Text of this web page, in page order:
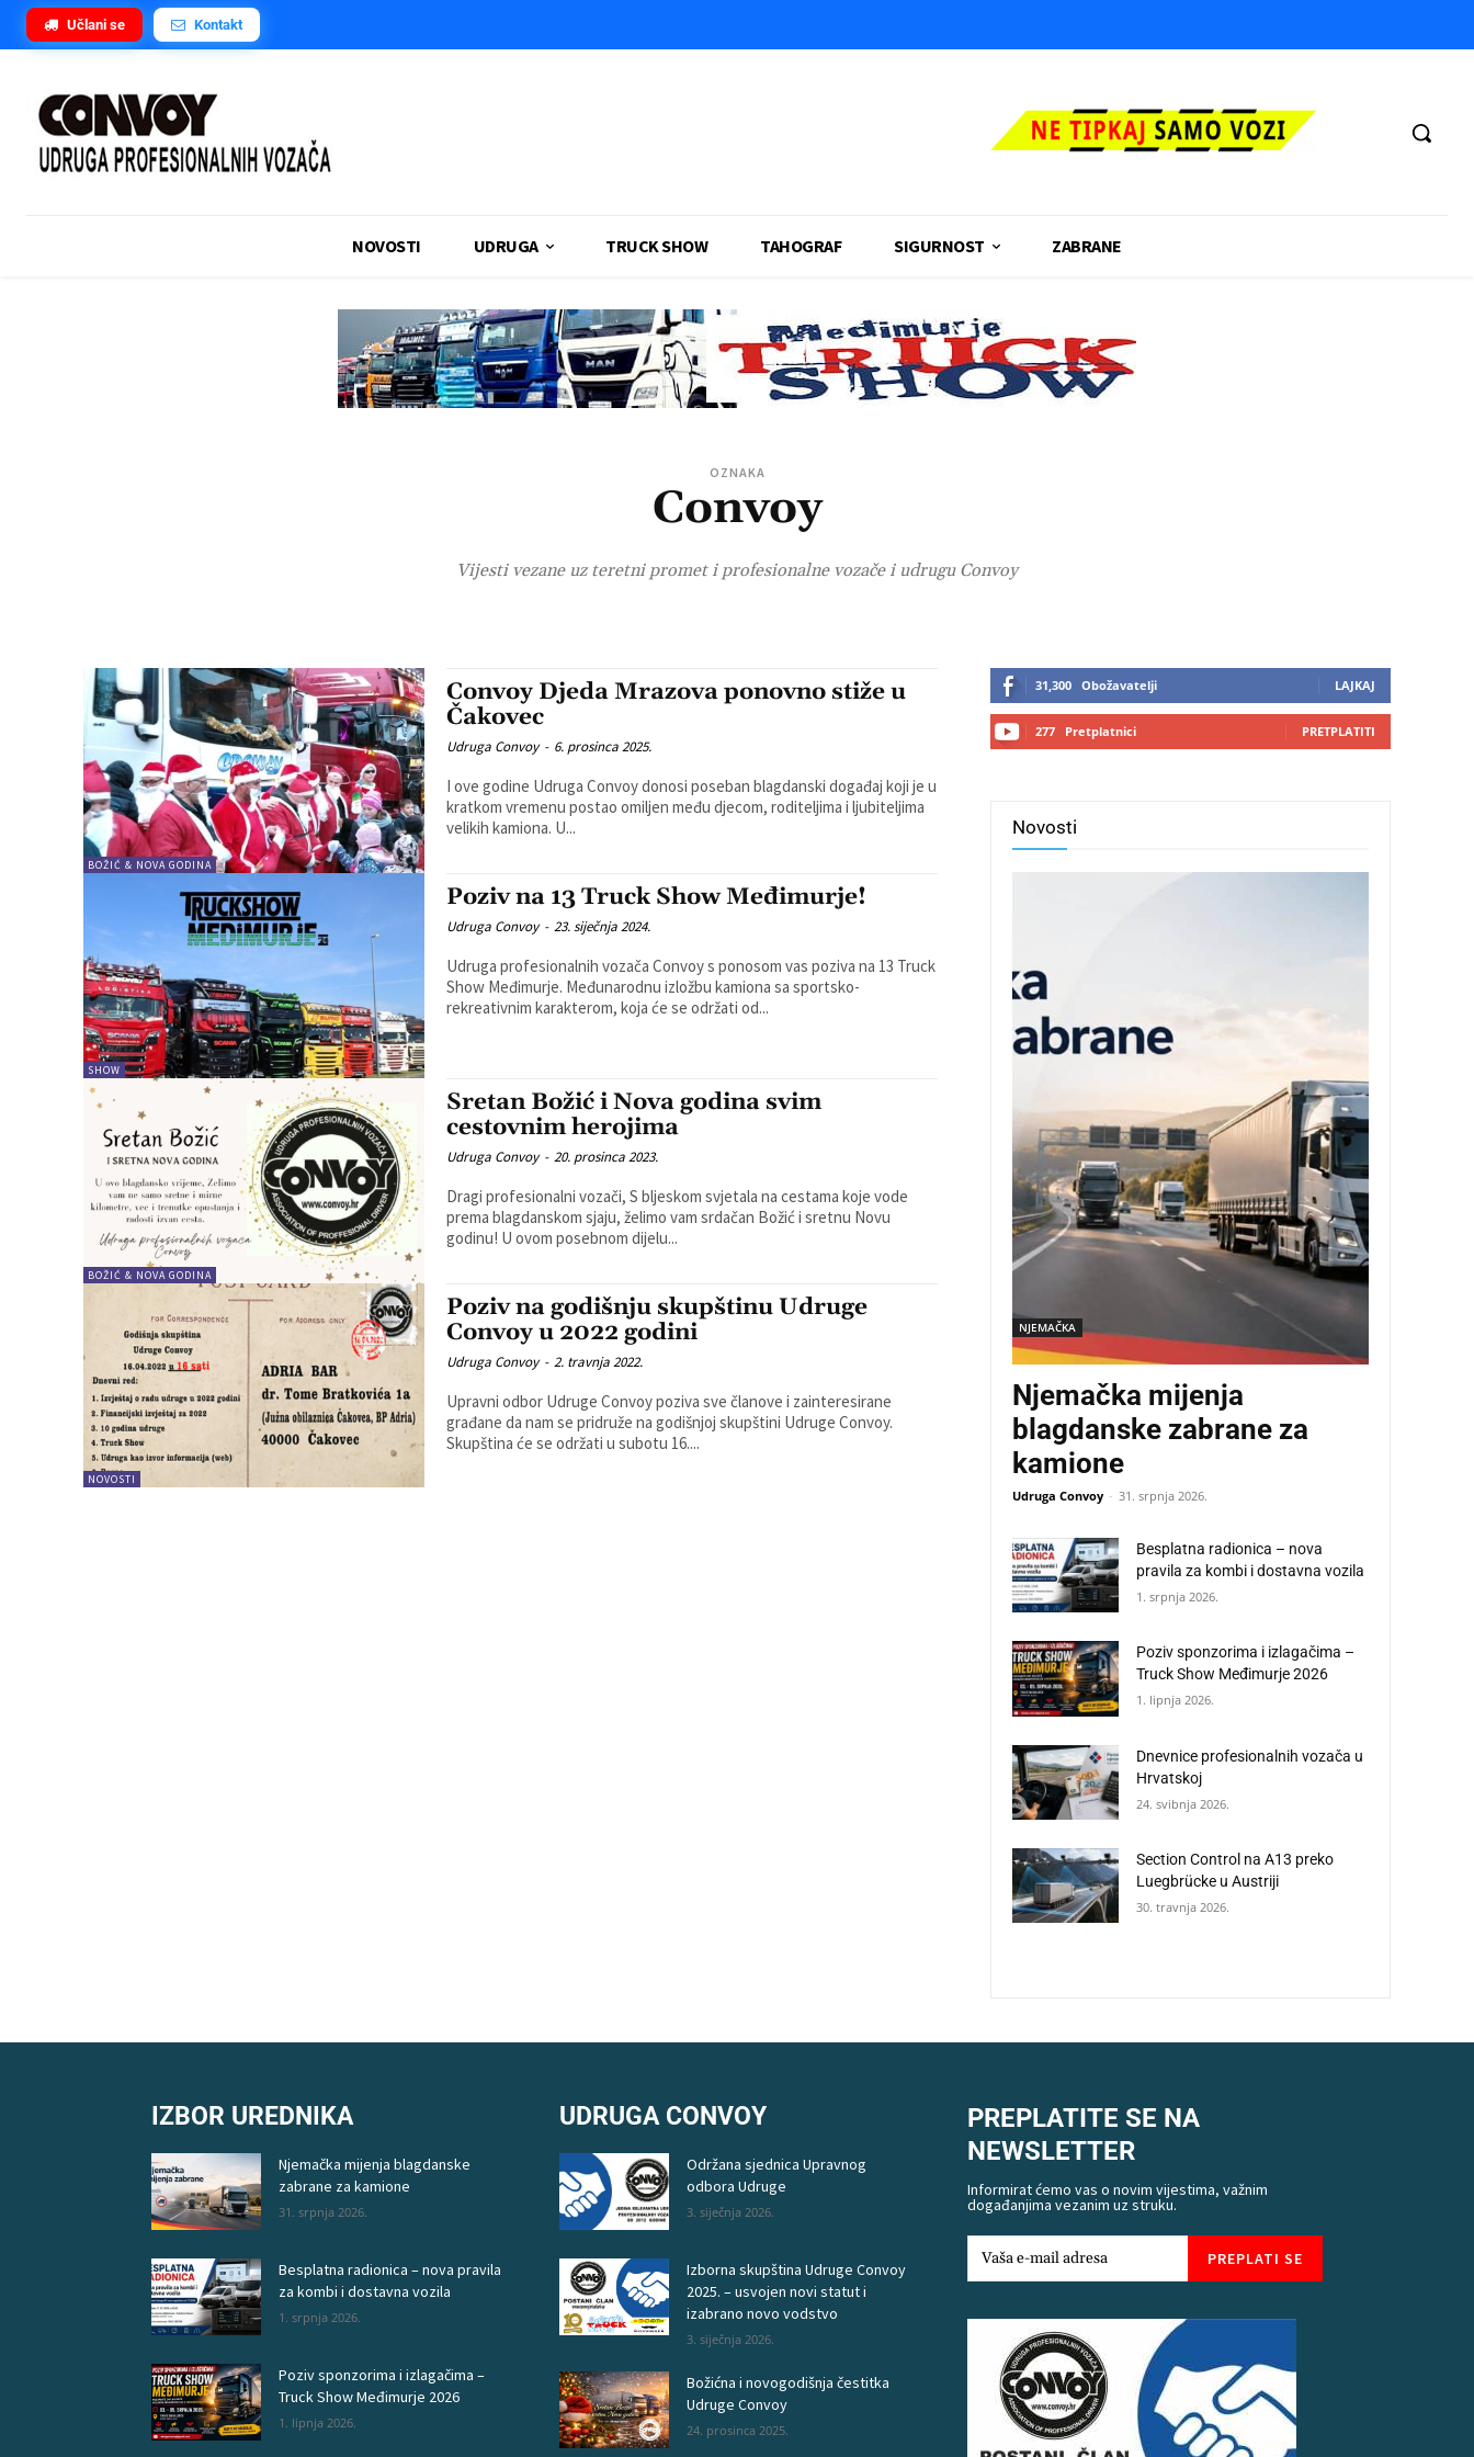
Učlani se Kontakt
NOVOSTI UDRUGA TRUCK SHOW TAHOGRAF SIGURNOST ZABRANE
OZNAKA
Convoy
Vijesti vezane uz teretni promet i profesionalne vozače i udrugu Convoy
BOŽIĆ & NOVA GODINA
Convoy Djeda Mrazova ponovno stiže u
Čakovec
Udruga Convoy - 6. prosinca 2025.
I ove godine Udruga Convoy donosi poseban blagdanski događaj koji je u
kratkom vremenu postao omiljen među djecom, roditeljima i ljubiteljima
velikih kamiona. U...
SHOW
Poziv na 13 Truck Show Međimurje!
Udruga Convoy - 23. siječnja 2024.
Udruga profesionalnih vozača Convoy s ponosom vas poziva na 13 Truck
Show Međimurje. Međunarodnu izložbu kamiona sa sportsko-
rekreativnim karakterom, koja će se održati od...
BOŽIĆ & NOVA GODINA
Sretan Božić i Nova godina svim
cestovnim herojima
Udruga Convoy - 20. prosinca 2023.
Dragi profesionalni vozači, S bljeskom svjetala na cestama koje vode
prema blagdanskom sjaju, želimo vam srdačan Božić i sretnu Novu
godinu! U ovom posebnom dijelu...
NOVOSTI
Poziv na godišnju skupštinu Udruge
Convoy u 2022 godini
Udruga Convoy - 2. travnja 2022.
Upravni odbor Udruge Convoy poziva sve članove i zainteresirane
građane da nam se pridruže na godišnjoj skupštini Udruge Convoy.
Skupština će se održati u subotu 16....
31,300 Obožavatelji LAJKAJ
277 Pretplatnici PRETPLATITI
Novosti
NJEMAČKA
Njemačka mijenja
blagdanske zabrane za
kamione
Udruga Convoy - 31. srpnja 2026.
Besplatna radionica – nova
pravila za kombi i dostavna vozila
1. srpnja 2026.
Poziv sponzorima i izlagačima –
Truck Show Međimurje 2026
1. lipnja 2026.
Dnevnice profesionalnih vozača u
Hrvatskoj
24. svibnja 2026.
Section Control na A13 preko
Luegbrücke u Austriji
30. travnja 2026.
IZBOR UREDNIKA
Njemačka mijenja blagdanske
zabrane za kamione
31. srpnja 2026.
Besplatna radionica – nova pravila
za kombi i dostavna vozila
1. srpnja 2026.
Poziv sponzorima i izlagačima –
Truck Show Međimurje 2026
1. lipnja 2026.
UDRUGA CONVOY
Održana sjednica Upravnog
odbora Udruge
3. siječnja 2026.
Izborna skupština Udruge Convoy
2025. – usvojen novi statut i
izabrano novo vodstvo
3. siječnja 2026.
Božićna i novogodišnja čestitka
Udruge Convoy
24. prosinca 2025.
PREPLATITE SE NA
NEWSLETTER
Informirat ćemo vas o novim vijestima, važnim
događanjima vezanim uz struku.
PREPLATI SE